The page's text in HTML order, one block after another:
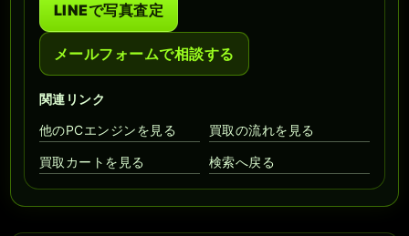
LINEで写真査定
メールフォームで相談する
関連リンク
他のPCエンジンを見る
買取の流れを見る
買取カートを見る 検索へ戻る